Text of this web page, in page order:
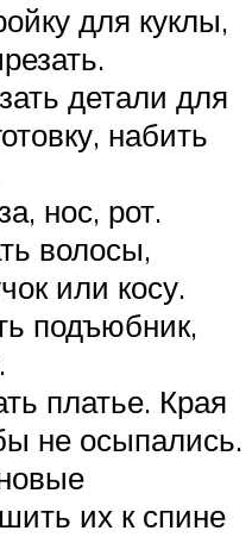
для куклы,
детали для
набить
нос, рот.
волосы,
или косу.
подъюбник,
платье. Края
не осыпались.
их к спине